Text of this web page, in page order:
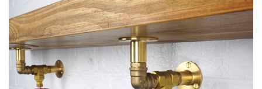
599.99lei.
499.99lei.